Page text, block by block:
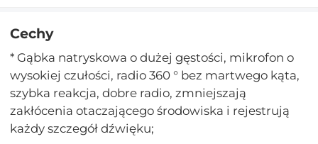
Cechy
* Gąbka natryskowa o dużej gęstości, mikrofon o
wysokiej czułości, radio 360 ° bez martwego kąta,
szybka reakcja, dobre radio, zmniejszają
zakłócenia otaczającego środowiska i rejestrują
każdy szczegół dźwięku;